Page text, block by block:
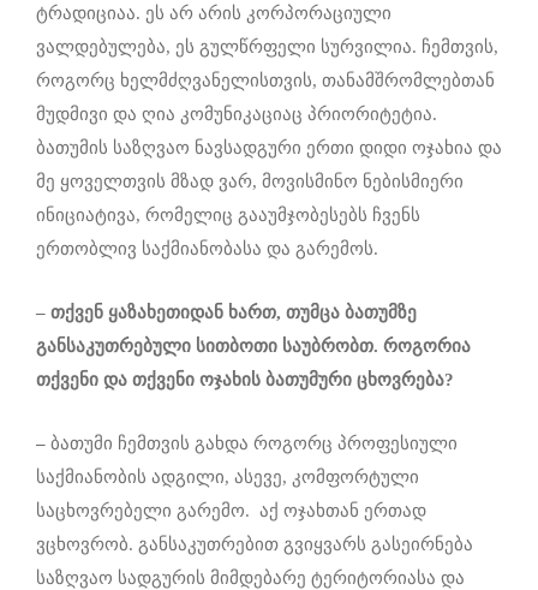
ტრადიციაა. ეს არ არის კორპორაციული
ვალდებულება, ეს გულწრფელი სურვილია. ჩემთვის,
როგორც ხელმძღვანელისთვის, თანამშრომლებთან
მუდმივი და ღია კომუნიკაციაც პრიორიტეტია.
ბათუმის საზღვაო ნავსადგური ერთი დიდი ოჯახია და
მე ყოველთვის მზად ვარ, მოვისმინო ნებისმიერი
ინიციატივა, რომელიც გააუმჯობესებს ჩვენს
ერთობლივ საქმიანობასა და გარემოს.
– თქვენ ყაზახეთიდან ხართ, თუმცა ბათუმზე
განსაკუთრებული სითბოთი საუბრობთ. როგორია
თქვენი და თქვენი ოჯახის ბათუმური ცხოვრება?
– ბათუმი ჩემთვის გახდა როგორც პროფესიული
საქმიანობის ადგილი, ასევე, კომფორტული
საცხოვრებელი გარემო. აქ ოჯახთან ერთად
ვცხოვრობ. განსაკუთრებით გვიყვარს გასეირნება
საზღვაო სადგურის მიმდებარე ტერიტორიასა და